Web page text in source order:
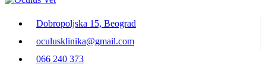
Dobropoljska 15, Beograd
oculusklinika@gmail.com
066 240 373